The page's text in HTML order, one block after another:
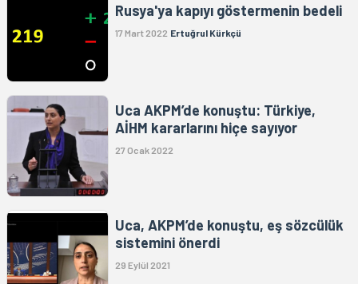
Rusya'ya kapıyı göstermenin bedeli
17 Mart 2022 Ertuğrul Kürkçü
Uca AKPM’de konuştu: Türkiye,
AİHM kararlarını hiçe sayıyor
27 Ocak 2022
Uca, AKPM’de konuştu, eş sözcülük
sistemini önerdi
29 Eylül 2021